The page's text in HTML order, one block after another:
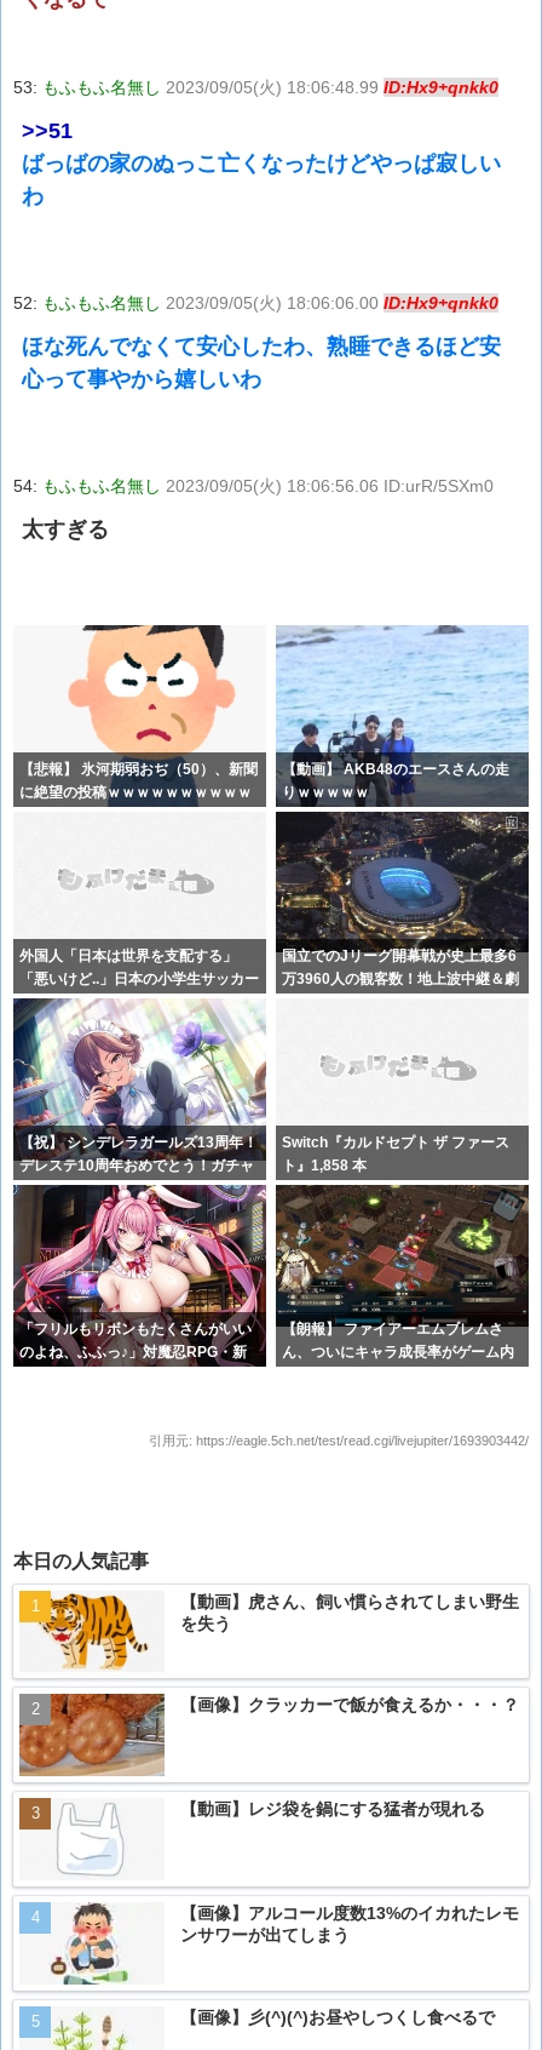
53: もふもふ名無し 2023/09/05(火) 18:06:48.99 ID:Hx9+qnkk0
>>51
ばっばの家のぬっこ亡くなったけどやっぱ寂しい
わ
52: もふもふ名無し 2023/09/05(火) 18:06:06.00 ID:Hx9+qnkk0
ほな死んでなくて安心したわ、熟睡できるほど安
心って事やから嬉しいわ
54: もふもふ名無し 2023/09/05(火) 18:06:56.06 ID:urR/5SXm0
太すぎる
【悲報】 氷河期弱おぢ（50）、新聞
に絶望の投稿ｗｗｗｗｗｗｗｗｗｗ
【動画】 AKB48のエースさんの走
りｗｗｗｗｗ
外国人「日本は世界を支配する」
「悪いけど..」日本の小学生サッカー
に海外
国立でのJリーグ開幕戦が史上最多6
万3960人の観客数！地上波中継＆劇
【祝】 シンデレラガールズ13周年！
デレステ10周年おめでとう！ガチャ
更
Switch『カルドセプト ザ ファース
ト』1,858 本
「フリルもリボンもたくさんがいい
のよね、ふふっ♪」対魔忍RPG・新
【朗報】 ファイアーエムブレムさ
ん、ついにキャラ成長率がゲーム内
引用元: https://eagle.5ch.net/test/read.cgi/livejupiter/1693903442/
本日の人気記事
【動画】虎さん、飼い慣らされてしまい野生
を失う
【画像】クラッカーで飯が食えるか・・・？
【動画】レジ袋を鍋にする猛者が現れる
【画像】アルコール度数13%のイカれたレモ
ンサワーが出てしまう
【画像】彡(^)(^)お昼やしつくし食べるで